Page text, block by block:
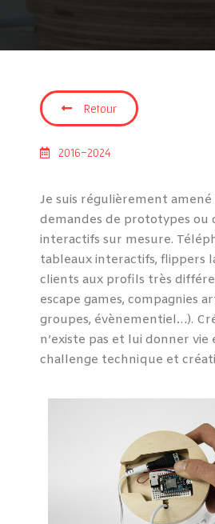
Retour
2016-2024
Je suis régulièrement
demandes de prototypes ou
interactifs sur mesure.
tableaux interactifs, flippers
clients aux profils très
escape games, compagnies
groupes, évènementiel…).
n’existe pas et lui donner
challenge technique et